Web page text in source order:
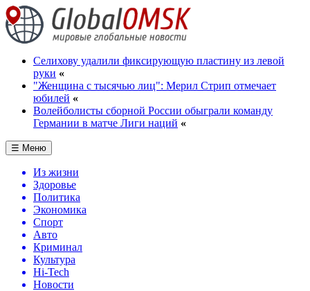
Селихову удалили фиксирующую пластину из левой
руки «
"Женщина с тысячью лиц": Мерил Стрип отмечает
юбилей «
Волейболисты сборной России обыграли команду
Германии в матче Лиги наций «
☰ Меню
Из жизни
Здоровье
Политика
Экономика
Спорт
Авто
Криминал
Культура
Hi-Tech
Новости